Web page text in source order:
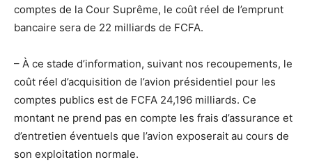
comptes de la Cour Suprême, le coût réel de l’emprunt
bancaire sera de 22 milliards de FCFA.
– À ce stade d’information, suivant nos recoupements, le
coût réel d’acquisition de l’avion présidentiel pour les
comptes publics est de FCFA 24,196 milliards. Ce
montant ne prend pas en compte les frais d’assurance et
d’entretien éventuels que l’avion exposerait au cours de
son exploitation normale.